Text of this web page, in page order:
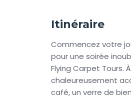
de palmier et
bord est une
photos des
La croisière offre
Arab et lePalm
de Dubaï.
pour un moment de
Itinéraire
Commencez votre
pour une soirée
Flying Carpet Tours.
chaleureusement
café, un verre de